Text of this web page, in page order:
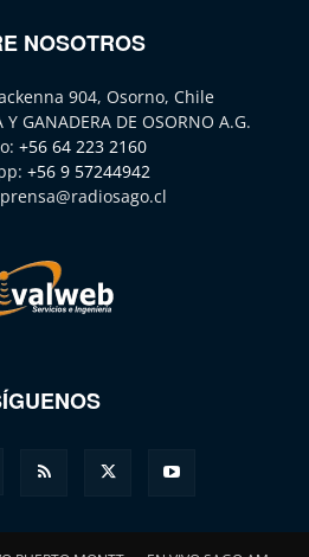
NOSOTROS
904, Osorno, Chile
Y GANADERA DE OSORNO A.G.
+56 64 223 2160
+56 9 57244942
prensa@radiosago.cl